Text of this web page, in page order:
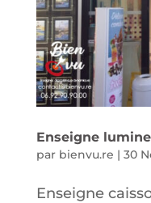
Enseigne
par bienvu.re | 30
Enseigne